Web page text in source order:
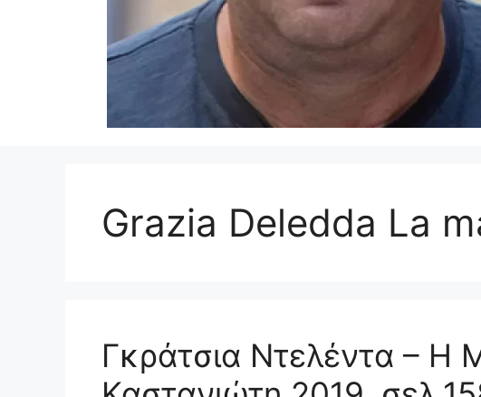
Grazia Deledda La
Γκράτσια Ντελέντα – Η